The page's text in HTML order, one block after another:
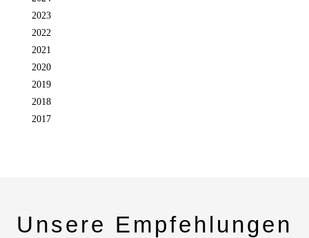
2023
2022
2021
2020
2019
2018
2017
Unsere Empfehlungen